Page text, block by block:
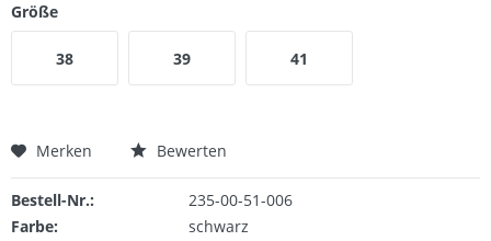
Größe
38 39 41
Merken Bewerten
Bestell-Nr.:
235-00-51-006
Farbe:
schwarz